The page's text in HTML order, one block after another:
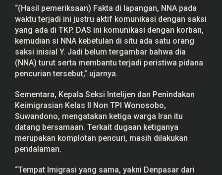
“(Hasil pemeriksaan) Fakta di lapangan, NNA pada
waktu terjadi ini justru aktif komunikasi dengan saksi
yang ada di TKP. DAS ini komunikasi dengan korban,
kemudian si NNA kebetulan di situ ada satu orang
saksi inisial Y. Jadi belum tergambar bahwa dia
(NNA) turut serta membantu terjadi peristiwa pidana
pencurian tersebut,” ujarnya.
Sementara, Kepala Seksi Intelijen dan Penindakan
Keimigrasian Kelas II Non TPI Wonosobo,
Suwandono, mengatakan ketiga warga Iran itu
datang bersamaan. Terkait dugaan ketiganya
merupakan komplotan pencuri, masih dilakukan
pendalaman.
“Tempat Imigrasi yang sama, yakni Denpasar dari